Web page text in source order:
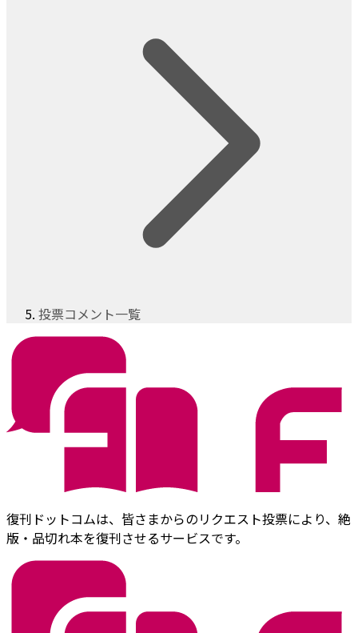
投票コメント一覧
復刊ドットコムは、皆さまからのリクエスト投票により、絶
版・品切れ本を復刊させるサービスです。